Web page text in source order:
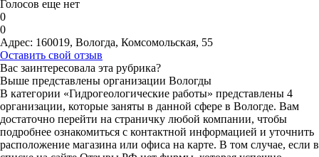
Голосов еще нет
0
0
Адрес: 160019, Вологда, Комсомольская, 55
Оставить свой отзыв
Вас заинтересовала эта рубрика?
Выше представлены организации Вологды
В категории «Гидрогеологические работы» представлены 4
организации, которые заняты в данной сфере в Вологде. Вам
достаточно перейти на страничку любой компании, чтобы
подробнее ознакомиться с контактной информацией и уточнить
расположение магазина или офиса на карте. В том случае, если в